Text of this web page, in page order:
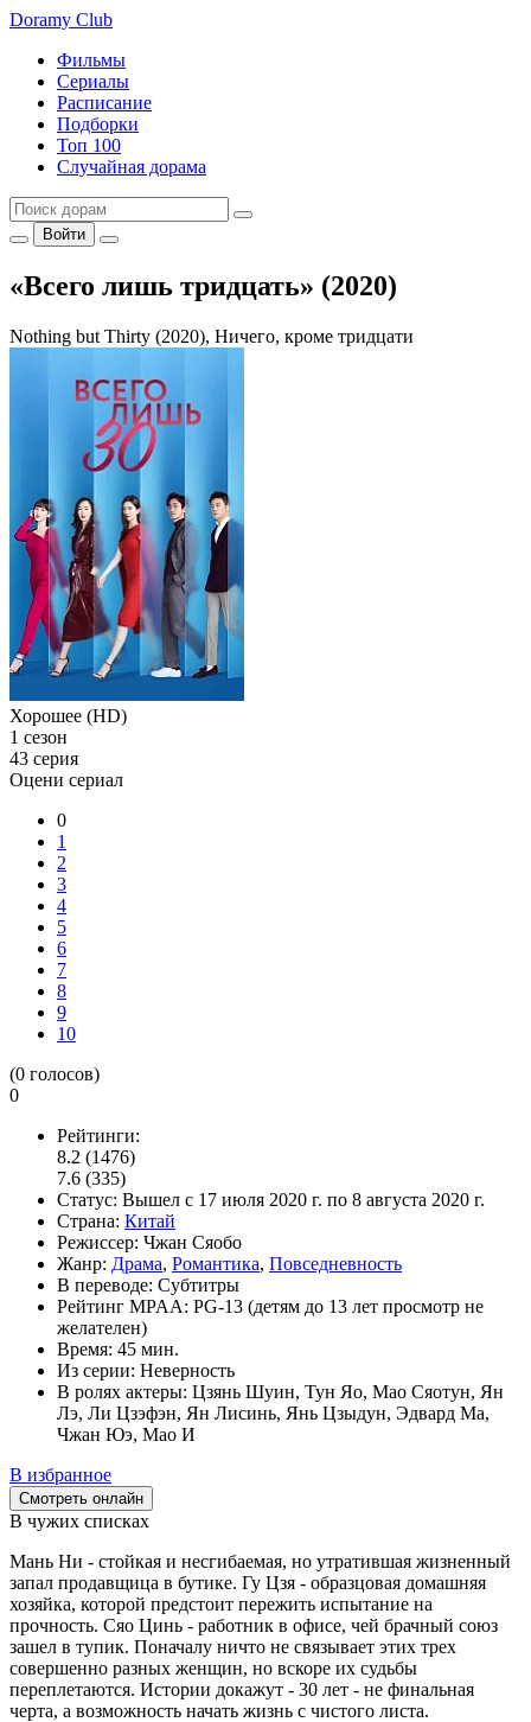
Doramy Club
Фильмы
Сериалы
Расписание
Подборки
Топ 100
Случайная дорама
Войти
«Всего лишь тридцать» (2020)
Nothing but Thirty (2020), Ничего, кроме тридцати
Хорошее (HD)
1 сезон
43 серия
Оцени сериал
0
1
2
3
4
5
6
7
8
9
10
(0 голосов)
0
Рейтинги:
8.2 (1476)
7.6 (335)
Статус: Вышел с 17 июля 2020 г. по 8 августа 2020 г.
Страна: Китай
Режиссер: Чжан Сяобо
Жанр: Драма, Романтика, Повседневность
В переводе: Субтитры
Рейтинг MPAA: PG-13 (детям до 13 лет просмотр не
желателен)
Время: 45 мин.
Из серии: Неверность
В ролях актеры: Цзянь Шуин, Тун Яо, Мао Сяотун, Ян
Лэ, Ли Цзэфэн, Ян Лисинь, Янь Цзыдун, Эдвард Ма,
Чжан Юэ, Мао И
В избранное
Смотреть онлайн
В чужих списках
Мань Ни - стойкая и несгибаемая, но утратившая жизненный
запал продавщица в бутике. Гу Цзя - образцовая домашняя
хозяйка, которой предстоит пережить испытание на
прочность. Сяо Цинь - работник в офисе, чей брачный союз
зашел в тупик. Поначалу ничто не связывает этих трех
совершенно разных женщин, но вскоре их судьбы
переплетаются. Истории докажут - 30 лет - не финальная
черта, а возможность начать жизнь с чистого листа.